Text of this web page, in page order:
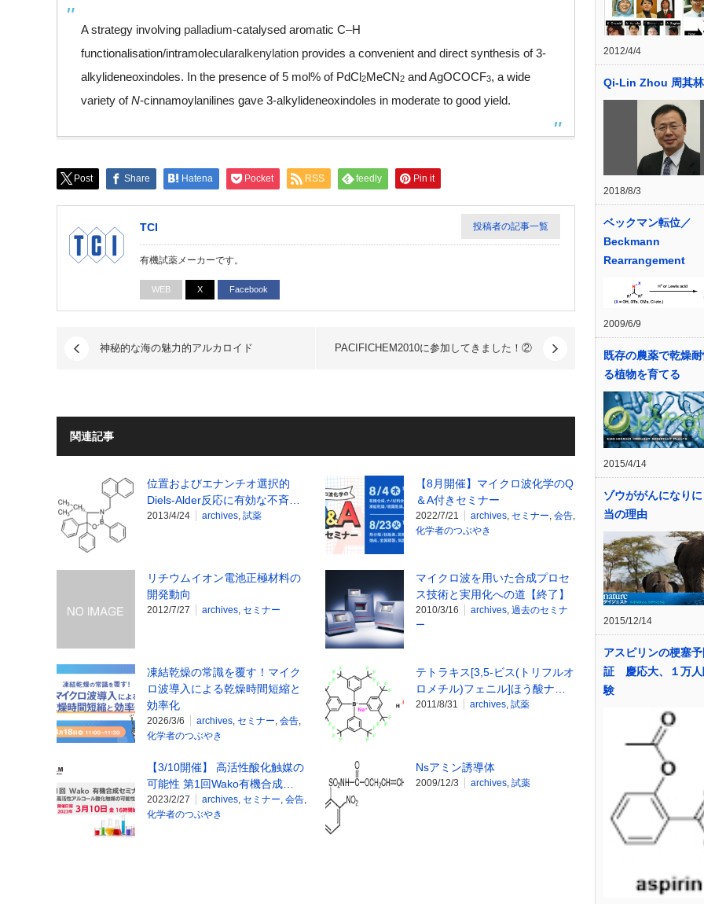
A strategy involving palladium-catalysed aromatic C–H
functionalisation/intramolecularalkenylation provides a convenient and direct synthesis of 3-
alkylideneoxindoles. In the presence of 5 mol% of PdCl2MeCN2 and AgOCOCF3, a wide
variety ofN-cinnamoylanilines gave 3-alkylideneoxindoles in moderate to good yield.
Post Share Hatena Pocket RSS feedly Pin it
TCI 投稿者の記事一覧
有機試薬メーカーです。
WEB X Facebook
神秘的な海の魅力的アルカロイド PACIFICHEM2010に参加してきました！②
関連記事
位置およびエナンチオ選択的
Diels-Alder反応に有効な不斉…
2013/4/24 archives 試薬
【8月開催】マイクロ波化学のQ
＆A付きセミナー
2022/7/21 archives セミナー 会告
化学者のつぶやき
リチウムイオン電池正極材料の
開発動向
2012/7/27 archives セミナー
マイクロ波を用いた合成プロセ
ス技術と実用化への道【終了】
2010/3/16 archives 過去のセミナ
ー
凍結乾燥の常識を覆す！マイク
ロ波導入による乾燥時間短縮と
効率化
2026/3/6 archives セミナー 会告
化学者のつぶやき
テトラキス[3,5-ビス(トリフルオ
ロメチル)フェニル]ほう酸ナ…
2011/8/31 archives 試薬
【3/10開催】 高活性酸化触媒の
可能性 第1回Wako有機合成…
2023/2/27 archives セミナー 会告
化学者のつぶやき
Nsアミン誘導体
2009/12/3 archives 試薬
2012/4/4
Qi-Lin Zhou 周其林
2018/8/3
ベックマン転位／
Beckmann
Rearrangement
2009/6/9
既存の農薬で乾燥
る植物を育てる
2015/4/14
ゾウががんになり
当の理由
2015/12/14
アスピリンの梗塞
証 慶応大、１万人
験